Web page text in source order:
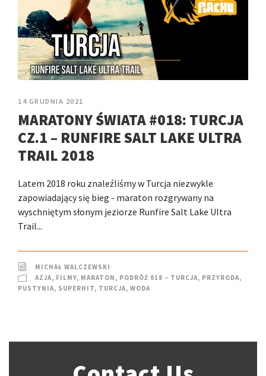
14 GRUDNIA 2021
MARATONY ŚWIATA #018: TURCJA
CZ.1 – RUNFIRE SALT LAKE ULTRA
TRAIL 2018
Latem 2018 roku znaleźliśmy w Turcja niezwykle
zapowiadający się bieg - maraton rozgrywany na
wyschniętym słonym jeziorze Runfire Salt Lake Ultra
Trail...
MICHAŁ WALCZEWSKI
AZJA, FILMY, MARATON , PODRÓŻ 018 – TURCJA, PRZYRODA,
PUSTYNIA, SUPERHIT, TURCJA, WODA